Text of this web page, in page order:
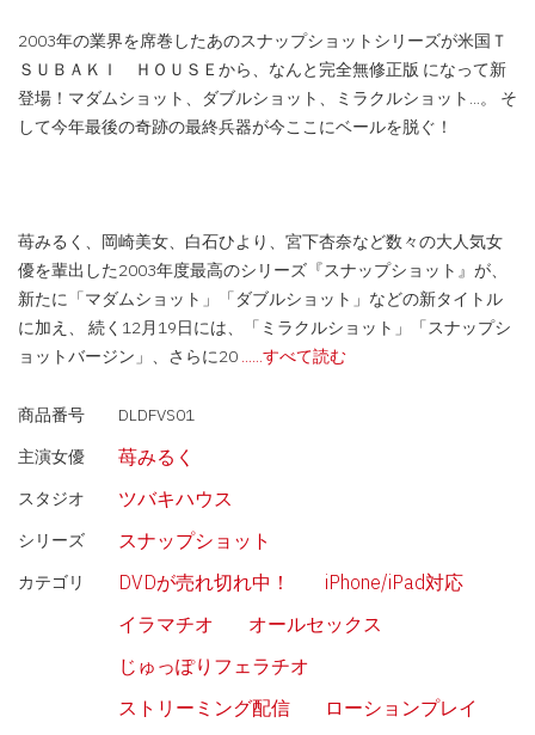
2003年の業界を席巻したあのスナップショットシリーズが米国Ｔ
ＳＵＢＡＫＩ ＨＯＵＳＥから、なんと完全無修正版 になって新
登場！マダムショット、ダブルショット、ミラクルショット...。 そ
して今年最後の奇跡の最終兵器が今ここにベールを脱ぐ！
苺みるく、岡崎美女、白石ひより、宮下杏奈など数々の大人気女
優を輩出した2003年度最高のシリーズ『スナップショット』が、
新たに「マダムショット」「ダブルショット」などの新タイトル
に加え、 続く12月19日には、「ミラクルショット」「スナップシ
ョットバージン」、さらに20 ......すべて読む
商品番号
DLDFVS01
主演女優
苺みるく
スタジオ ツバキハウス
シリーズ スナップショット
カテゴリ DVDが売れ切れ中！
iPhone/iPad対応
イラマチオ
オールセックス
じゅっぽりフェラチオ
ストリーミング配信
ローションプレイ